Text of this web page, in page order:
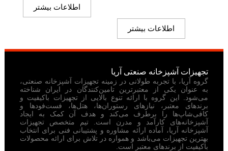
اطلاعات بیشتر
اطلاعات بیشتر
تجهیزات آشپزخانه صنعتی آریا
گروه آریا، با تجربه طولانی در زمینه تجهیزات آشپزخانه صنعتی،
به عنوان یکی از معتبرترین تامین‌کنندگان در ایران شناخته
می‌شود. این گروه با ارائه تنوع بالایی از تجهیزات باکیفیت و
برندهای معتبر، نیازهای رستوران‌ها، هتل‌ها، فست‌فودها و
کافی‌شاپ‌ها را برطرف می‌کند و هدف آن کمک به ایجاد
آشپزخانه‌های کارآمد و مدرن است. تیم متخصص تجهیزات
آشپزخانه آریا، آماده ارائه مشاوره و پشتیبانی فنی برای انتخاب
بهترین تجهیزات می‌باشد و همواره در تلاش برای ارائه محصولات
باکیفیت از برندهای معتبر است.